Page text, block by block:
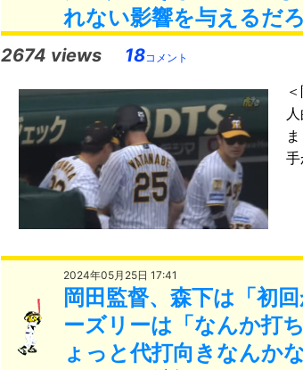
れない影響を与えるだ
2674 views 18コメント
2024年05月25日 17:41
岡田監督、森下は「初
ーズリーは「なんか打
ょっと代打向きなんか